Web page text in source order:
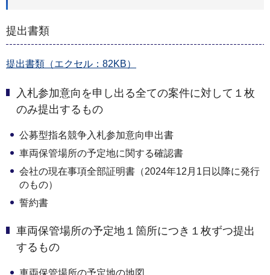
提出書類
提出書類（エクセル：82KB）
入札参加意向を申し出る全ての案件に対して１枚
のみ提出するもの
公募型指名競争入札参加意向申出書
車両保管場所の予定地に関する確認書
会社の現在事項全部証明書（2024年12月1日以降に発行
のもの）
誓約書
車両保管場所の予定地１箇所につき１枚ずつ提出
するもの
車両保管場所の予定地の地図